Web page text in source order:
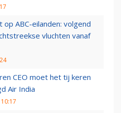
ABC-eilanden: volgend
vluchten vanaf
CEO moet het tij keren
Air India